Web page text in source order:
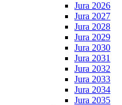
Jura 2026
Jura 2027
Jura 2028
Jura 2029
Jura 2030
Jura 2031
Jura 2032
Jura 2033
Jura 2034
Jura 2035